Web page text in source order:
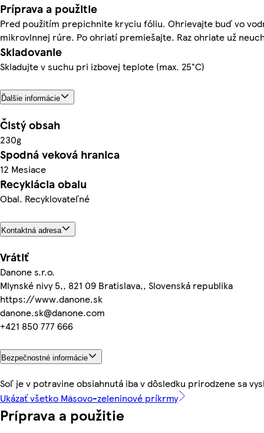
Príprava a použitie
Pred použitím prepichnite kryciu fóliu. Ohrievajte buď vo
mikrovlnnej rúre. Po ohriatí premiešajte. Raz ohriate už
Skladovanie
Skladujte v suchu pri izbovej teplote (max. 25°C)
Ďalšie informácie
Čistý obsah
230g
Spodná veková hranica
12 Mesiace
Recyklácia obalu
Obal. Recyklovateľné
Kontaktná adresa
Vrátiť
Danone s.r.o.
Mlynské nivy 5,, 821 09 Bratislava,, Slovenská republika
https://www.danone.sk
danone.sk@danone.com
+421 850 777 666
Bezpečnostné informácie
Soľ je v potravine obsiahnutá iba v dôsledku prirodzene sa
Ukázať všetko Mäsovo-zeleninové príkrmy
Príprava a použitie